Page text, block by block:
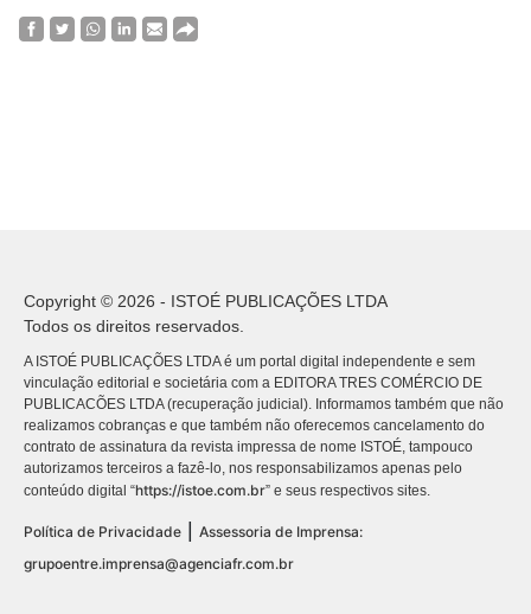
Copyright © 2026 - ISTOÉ PUBLICAÇÕES LTDA
Todos os direitos reservados.
A ISTOÉ PUBLICAÇÕES LTDA é um portal digital independente e sem
vinculação editorial e societária com a EDITORA TRES COMÉRCIO DE
PUBLICACÕES LTDA (recuperação judicial). Informamos também que não
realizamos cobranças e que também não oferecemos cancelamento do
contrato de assinatura da revista impressa de nome ISTOÉ, tampouco
autorizamos terceiros a fazê-lo, nos responsabilizamos apenas pelo
conteúdo digital “https://istoe.com.br” e seus respectivos sites.
Política de Privacidade
Assessoria de Imprensa:
grupoentre.imprensa@agenciafr.com.br